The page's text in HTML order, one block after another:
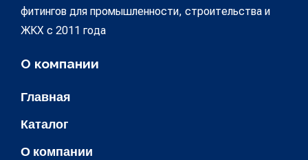
фитингов для промышленности, строительства и
ЖКХ с 2011 года
О компании
Главная
Каталог
О компании